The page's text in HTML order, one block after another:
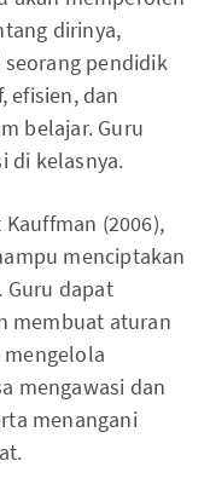
dirinya,
seorang pendidik
efisien, dan
belajar. Guru
di kelasnya.
(2006),
menciptakan
dapat
membuat aturan
mengawasi dan
menangani